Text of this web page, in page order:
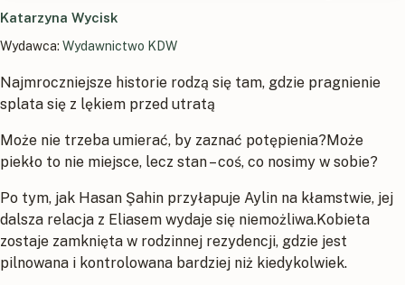
Katarzyna Wycisk
Wydawca: Wydawnictwo KDW
Najmroczniejsze historie rodzą się tam, gdzie pragnienie
splata się z lękiem przed utratą
Może nie trzeba umierać, by zaznać potępienia?Może
piekło to nie miejsce, lecz stan – coś, co nosimy w sobie?
Po tym, jak Hasan Şahin przyłapuje Aylin na kłamstwie, jej
dalsza relacja z Eliasem wydaje się niemożliwa.Kobieta
zostaje zamknięta w rodzinnej rezydencji, gdzie jest
pilnowana i kontrolowana bardziej niż kiedykolwiek.